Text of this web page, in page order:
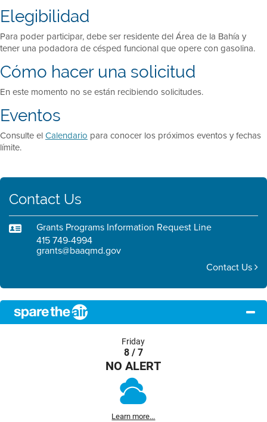
Elegibilidad
Para poder participar, debe ser residente del Área de la Bahía y
tener una podadora de césped funcional que opere con gasolina.
Cómo hacer una solicitud
En este momento no se están recibiendo solicitudes.
Eventos
Consulte elCalendario para conocer los próximos eventos y fechas
límite.
Contact Us
Grants Programs Information Request Line
415 749-4994
grants@baaqmd.gov
Contact Us
Friday
8 / 7
NO ALERT
Learn more...